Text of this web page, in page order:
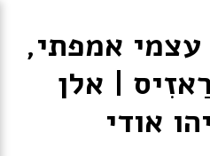
עצמי אמפתי,
| אלן
אודי